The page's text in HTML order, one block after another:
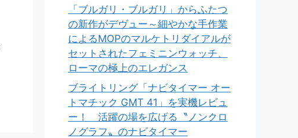
「ブルガリ・ブルガリ」からふたつ
の新作がデヴュー～細やかな手作業
によるMOPのマルケトリダイアルが
セットされたフェミニンウォッチ、
ローマの極上のエレガンス
ブライトリング「ナビタイマー オー
トマチック GMT 41」を実機レビュ
ー！ 活躍の場を広げる〝ノンクロ
ノグラフ〟のナビタイマー